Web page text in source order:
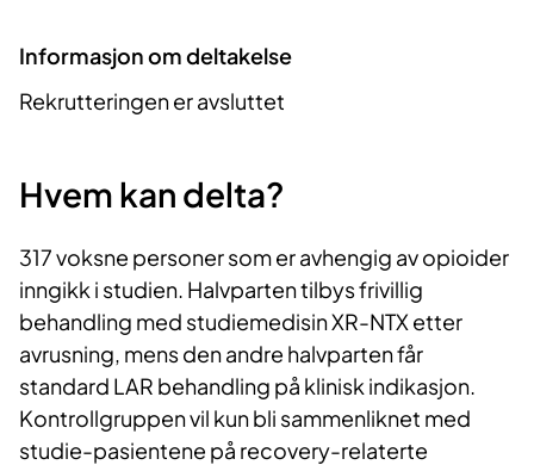
Informasjon om deltakelse
Rekrutteringen er avsluttet
Hvem kan delta?
317 voksne personer som er avhengig av opioider
inngikk i studien. Halvparten tilbys frivillig
behandling med studiemedisin XR-NTX etter
avrusning, mens den andre halvparten får
standard LAR behandling på klinisk indikasjon.
Kontrollgruppen vil kun bli sammenliknet med
studie-pasientene på recovery-relaterte